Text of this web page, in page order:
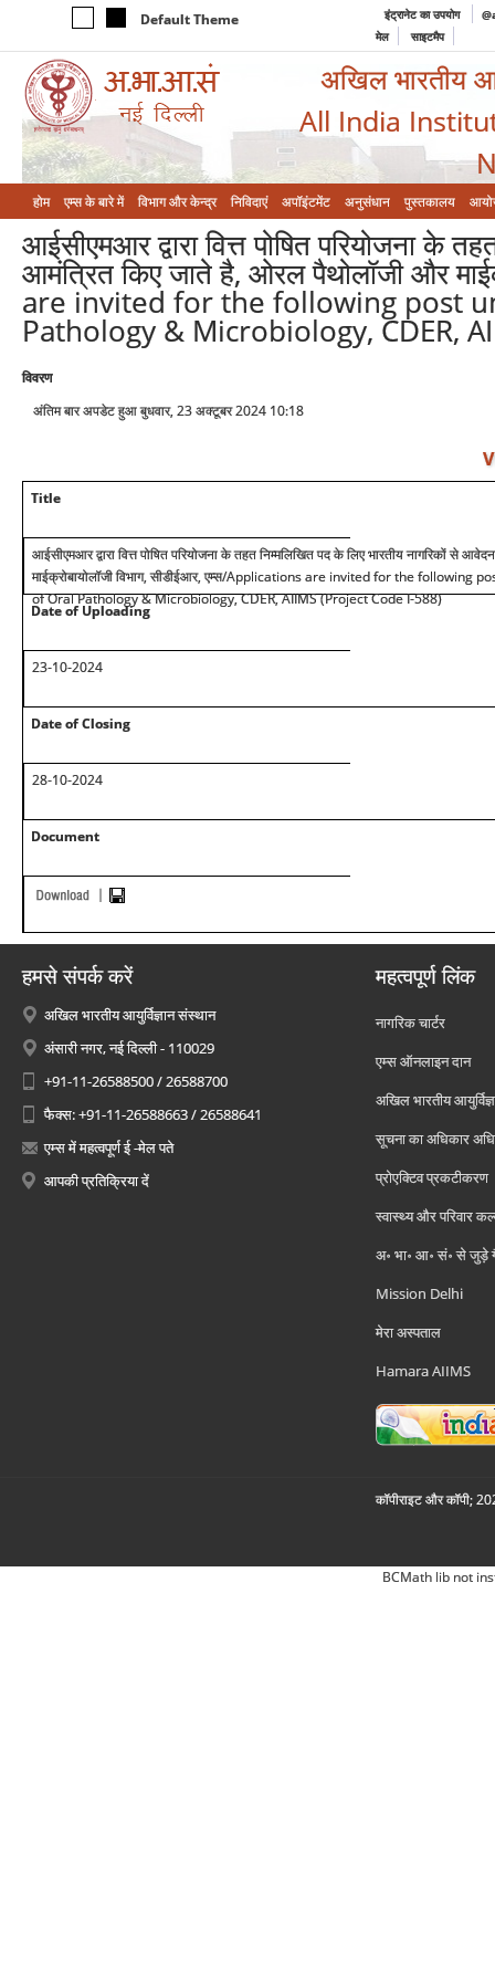
Default Theme इंट्रानेट का उपयोग
मेल
साइटमैप
अखिल भारतीय
All India
होम एम्‍स के बारे में विभाग और केन्‍द्र निविदाएं अपॉइंटमेंट अनुसंधान पुस्तकालय
आईसीएमआर द्वारा वित्त पोषित परियोजना के
आमंत्रित किए जाते है, ओरल पैथोलॉजी और
are invited for the following post
Pathology & Microbiology, CDER,
विवरण
अंतिम बार अपडेट हुआ बुधवार, 23 अक्टूबर 2024 10:18
Title
आईसीएमआर द्वारा वित्त पोषित परियोजना के तहत निम्मलिखित पद के लिए भारतीय नागरिकों से
माईक्रोबायोलॉजी विभाग, सीडीईआर, एम्स/Applications are invited for the following
of Oral Pathology & Microbiology, CDER, AIIMS (Project Code I-588)
Date of Uploading
23-10-2024
Date of Closing
28-10-2024
Document
हमसे संपर्क करें
अखिल भारतीय आयुर्विज्ञान संस्थान
अंसारी नगर, नई दिल्ली - 110029
+91-11-26588500 / 26588700
फैक्स: +91-11-26588663 / 26588641
एम्स में महत्वपूर्ण ई -मेल पते
आपकी प्रतिक्रिया दें
महत्वपूर्ण लिंक
नागरिक चार्टर
एम्स ऑनलाइन दान
अखिल भारतीय
सूचना का अधिकार
प्रोएक्टिव प्रकटीकरण
स्वास्थ्य और परिवार
अ॰ भा॰ आ॰ सं॰ से जुड़े
Mission Delhi
मेरा अस्पताल
Hamara AIIMS
कॉपीराइट और कॉपी;
BCMath lib not